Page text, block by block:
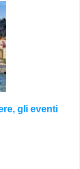
gli eventi